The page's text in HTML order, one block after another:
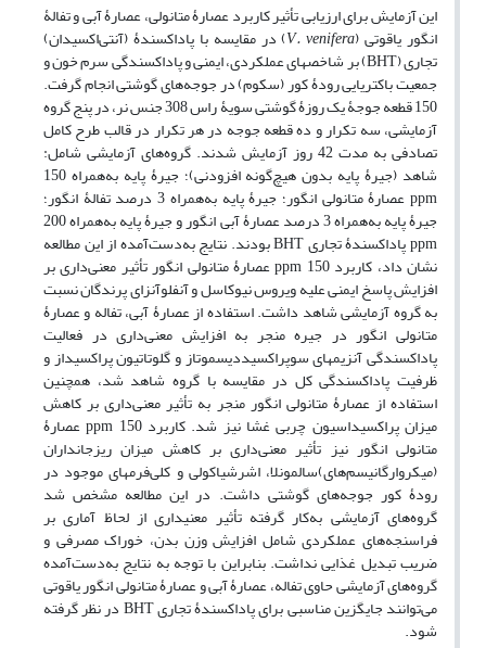
این آزمایش برای ارزیابی تأثیر کاربرد عصارۀ ‌متانولی، عصارۀ ‌آبی و تفالۀ
‌‌انگور ‌یاقوتی (V. venifera) در مقایسه با پاداکسندۀ (آنتی‌اکسیدان)
تجاری (BHT) بر شاخص­های عملکردی، ‌ایمنی و پاداکسندگی سرم خون و
جمعیت باکتریایی رودۀ کور (‌سکوم) در جوجه‌های ‌گوشتی انجام گرفت.
150 قطعه جوجۀ یک ‌روزۀ گوشتی سویۀ راس­ 308 جنس نر، در پنج گروه
آزمایشی، سه تکرار و ده قطعه جوجه در هر تکرار در قالب طرح کامل
تصادفی به مدت 42 روز آزمایش شدند. گروه‌های آزمایشی شامل:
شاهد (جیرۀ پایه بدون هیچ‌گونه افزودنی)؛ جیرۀ پایه به‌همراه 150
ppm عصارۀ ‌متانولی انگور؛ جیرۀ پایه به‌همراه 3 درصد تفالۀ انگور؛
جیرۀ پایه به‌همراه 3 درصد عصارۀ آبی انگور و جیرۀ پایه به‌همراه 200
ppm پاداکسندۀ تجاری BHT بودند. نتایج به‌دست‌آمده از این مطالعه
نشان داد، کاربرد 150 ppm عصارۀ ‌متانولی انگور تأثیر معنی‌داری بر
افزایش پاسخ ایمنی علیه ویروس نیوکاسل و آنفلوآنزای ­پرندگان نسبت
به گروه آزمایشی شاهد داشت. استفاده از عصارۀ آبی، تفاله و عصارۀ
‌متانولی انگور در جیره منجر به افزایش معنی‌داری در فعالیت
پاداکسندگی آنزیم­های سوپر‌اکسید‌دیسموتاز و گلوتاتیون پراکسیداز و
ظرفیت پاداکسندگی کل در مقایسه با گروه شاهد شد، همچنین
استفاده از عصارۀ ‌متانولی انگور منجر به تأثیر معنی‌داری بر کاهش
میزان پراکسیداسیون چربی غشا نیز شد. کاربرد 150 ppm عصارۀ
‌متانولی انگور نیز تأثیر معنی‌داری بر کاهش میزان ریزجانداران
(میکروارگانیسم‌های)سالمونلا، اشرشیاکولی و کلی‌فرم­های موجود در
رودۀ کور جوجه‌های گوشتی داشت. در این مطالعه مشخص شد
گروه‌های آزمایشی به‌کار گرفته تأثیر معنی­داری از لحاظ آماری بر
فراسنجه‌­های عملکردی شامل افزایش وزن بدن، خوراک مصرفی و
ضریب تبدیل غذایی نداشت. بنابر­این با توجه به نتایج به‌دست‌آمده
گروه‌های آزمایشی حاوی تفاله، عصارۀ آبی و عصارۀ ‌متانولی انگور یاقوتی
می‌توانند جایگزین مناسبی برای پاداکسندۀ تجاری BHT در نظر گرفته
شود.